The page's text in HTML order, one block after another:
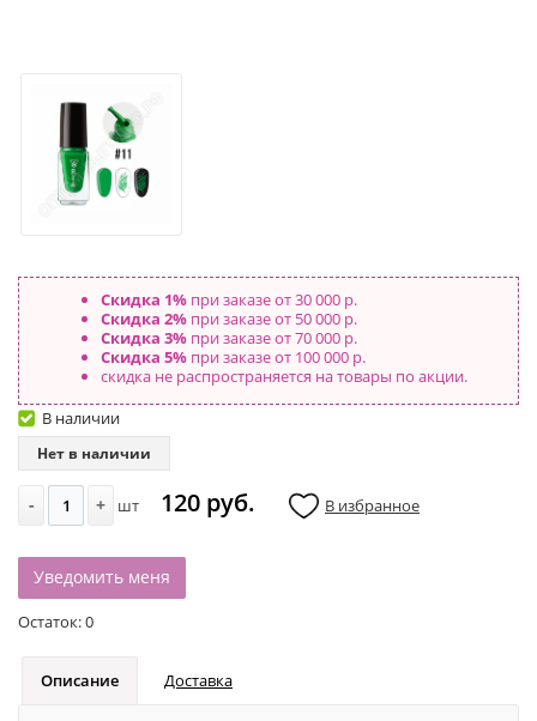
Скидка 1%при заказе от 30 000 р.
Скидка 2%при заказе от 50 000 р.
Скидка 3%при заказе от 70 000 р.
Скидка 5%при заказе от 100 000 р.
скидка не распространяется на товары по акции.
В наличии
Нет в наличии
- + шт 120 руб. В избранное
Уведомить меня
Остаток:0
Описание Доставка